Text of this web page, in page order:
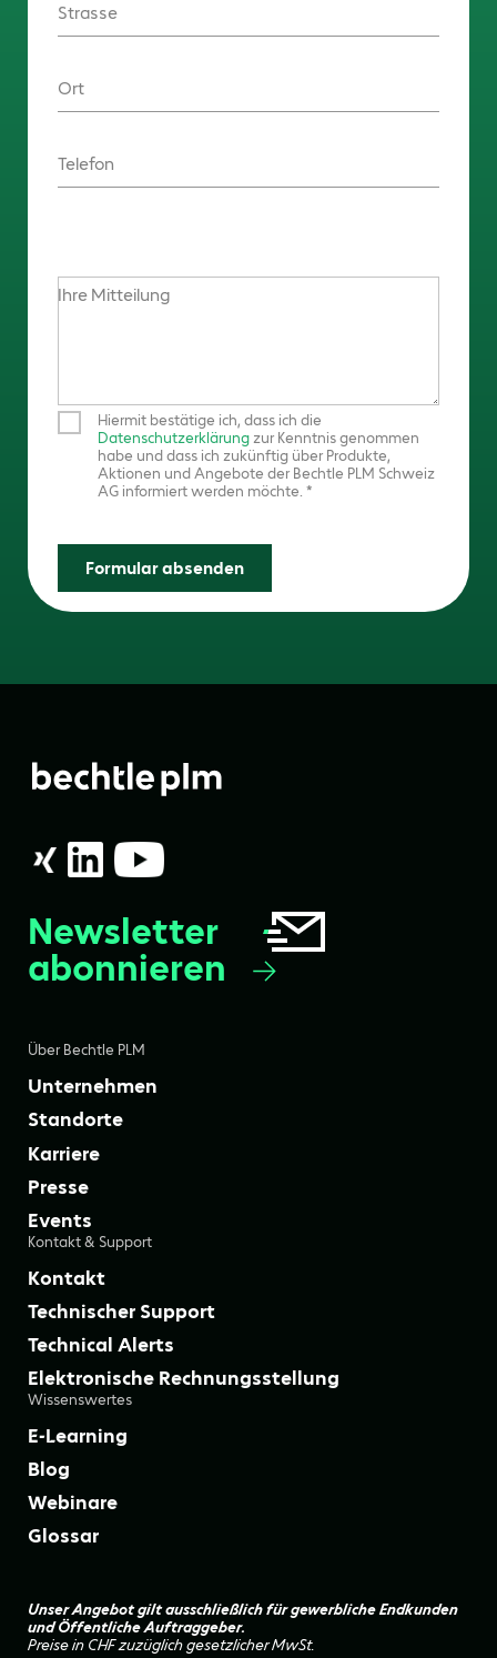
Strasse
Ort
Telefon
Ihre Mitteilung
Hiermit bestätige ich, dass ich die
Datenschutzerklärungzur Kenntnis genommen
habe und dass ich zukünftig über Produkte,
Aktionen und Angebote der Bechtle PLM Schweiz
AG informiert werden möchte.
Formular absenden
Über Bechtle PLM
Unternehmen
Standorte
Karriere
Presse
Events
Kontakt & Support
Kontakt
Technischer Support
Technical Alerts
Elektronische Rechnungsstellung
Wissenswertes
E-Learning
Blog
Webinare
Glossar
Newsletter
abonnieren
Unser Angebot gilt ausschließlich für gewerbliche Endkunden
und Öffentliche Auftraggeber.
Preise in CHF zuzüglich gesetzlicher MwSt.